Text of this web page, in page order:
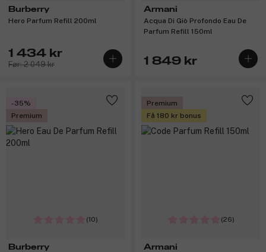
Burberry
Hero Parfum Refill 200ml
1 434 kr
Før: 2 049 kr
Armani
Acqua Di Giò Profondo Eau De
Parfum Refill 150ml
1 849 kr
-35%
Premium
(10)
Burberry
Premium
Få 180 kr bonus
(26)
Armani